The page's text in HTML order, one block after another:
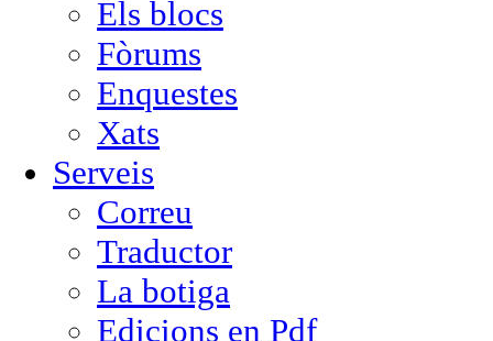
Els blocs
Fòrums
Enquestes
Xats
Serveis
Correu
Traductor
La botiga
Edicions en Pdf